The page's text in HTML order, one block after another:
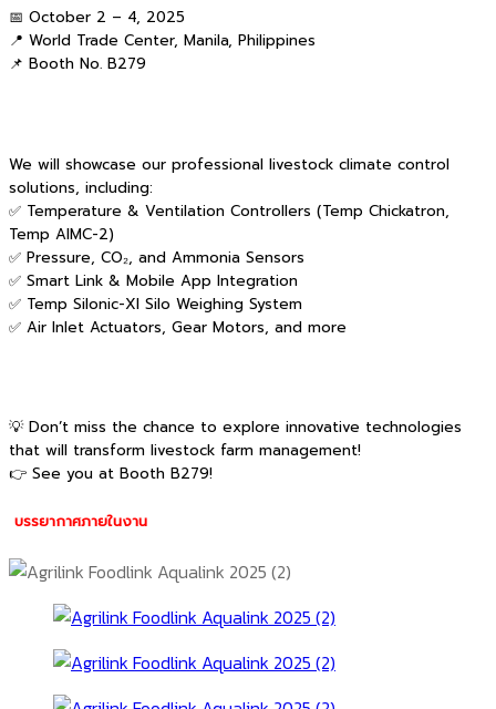
📅 October 2 – 4, 2025
📍 World Trade Center, Manila, Philippines
📌 Booth No. B279
We will showcase our professional livestock climate control
solutions, including:
✅ Temperature & Ventilation Controllers (Temp Chickatron,
Temp AIMC-2)
✅ Pressure, CO₂, and Ammonia Sensors
✅ Smart Link & Mobile App Integration
✅ Temp Silonic-XI Silo Weighing System
✅ Air Inlet Actuators, Gear Motors, and more
💡 Don’t miss the chance to explore innovative technologies
that will transform livestock farm management!
👉 See you at Booth B279!
บรรยากาศภายในงาน